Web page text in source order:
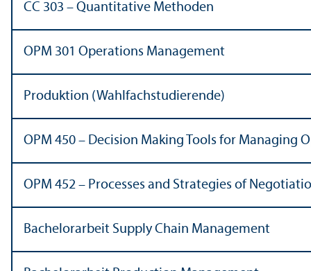
CC 303 – Quanti­tative Methoden
OPM 301 Operations Management
Produktion (Wahlfach­studierende)
OPM 450 – Decision Making Tools for Managing
OPM 452 – Processes and Strategies of
Bachelor­arbeit Supply Chain Management